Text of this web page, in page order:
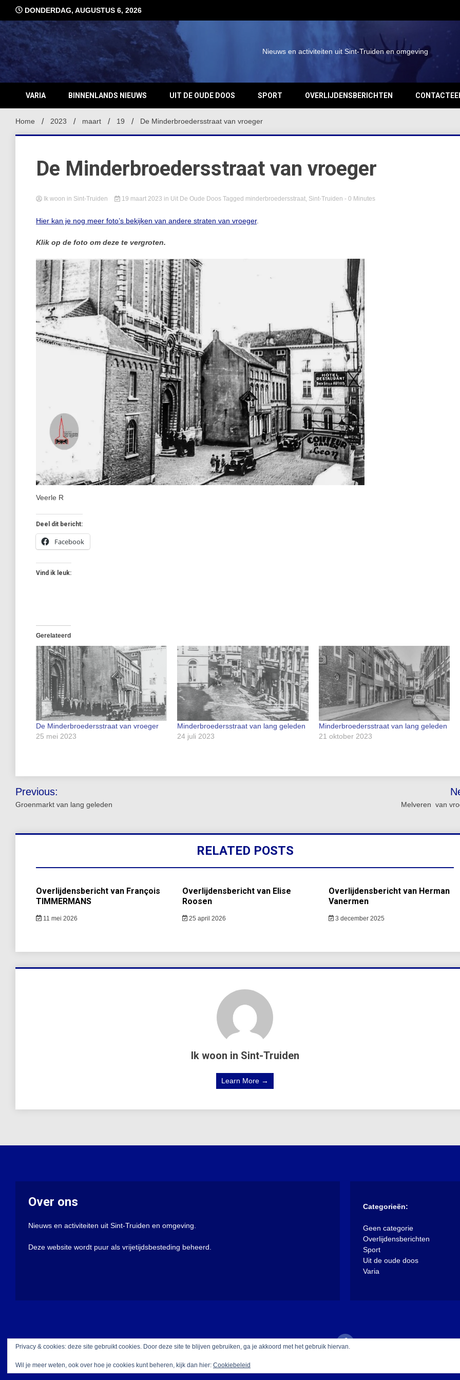
inhoud
DONDERDAG, AUGUSTUS 6, 2026
Nieuws en activiteiten uit Sint-Truiden en omgeving
VARIA BINNENLANDS NIEUWS UIT DE OUDE DOOS SPORT OVERLIJDENSBERICHTEN
Home 2023 maart 19 De Minderbroedersstraat van vroeger
De Minderbroedersstraat van vroeger
Ik woon in Sint-Truiden 19 maart 2023 in Uit De Oude Doos Tagged minderbroedersstraat, Sint-Truiden - 0 Minutes
Hier kan je nog meer foto’s bekijken van andere straten van vroeger.
Klik op de foto om deze te vergroten.
Veerle R
Deel dit bericht:
Facebook
Vind ik leuk:
Gerelateerd
De Minderbroedersstraat van vroeger
25 mei 2023
Minderbroedersstraat van lang geleden
24 juli 2023
Minderbroedersstraat van lang geleden
21 oktober 2023
Bericht
navigatie
Previous:
Groenmarkt van lang geleden Melveren van
RELATED POSTS
Overlijdensbericht van François
TIMMERMANS
11 mei 2026
Overlijdensbericht van Elise
Roosen
25 april 2026
Overlijdensbericht van Herman
Vanermen
3 december 2025
Ik woon in Sint-Truiden
Learn More →
Over ons
Nieuws en activiteiten uit Sint-Truiden en omgeving.
Deze website wordt puur als vrijetijdsbesteding beheerd.
Categorieën:
Geen categorie
Overlijdensberichten
Sport
Uit de oude doos
Varia
Met trots aangedreven door WordPress
Privacy & cookies: deze site gebruikt cookies. Door deze site te blijven gebruiken, ga je akkoord met het gebruik hiervan.
Wil je meer weten, ook over hoe je cookies kunt beheren, kijk dan hier: Cookiebeleid